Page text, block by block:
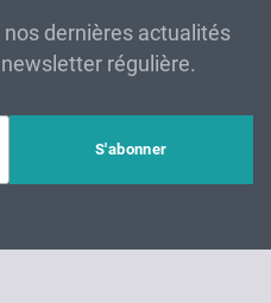
dernières actualités
régulière.